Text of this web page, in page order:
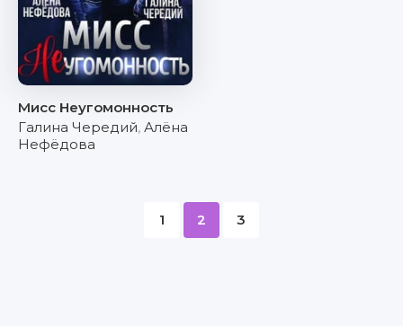
Мисс Неугомонность
Галина Чередий, Алёна
Нефёдова
1 2 3